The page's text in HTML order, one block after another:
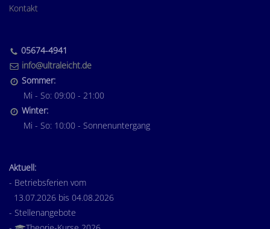
Kontakt
05674-4941
info@ultraleicht.de
Sommer:
Mi - So: 09:00 - 21:00
Winter:
Mi - So: 10:00 - Sonnenuntergang
Aktuell:
- Betriebsferien vom
13.07.2026 bis 04.08.2026
- Stellenangebote